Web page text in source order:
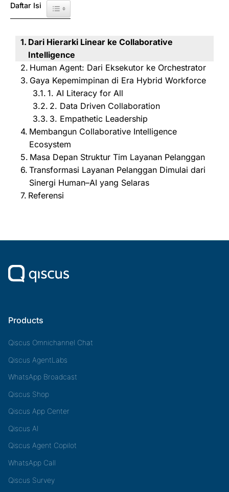
Daftar Isi Toggle Table of Content
Dari Hierarki Linear ke Collaborative
Intelligence
Human Agent: Dari Eksekutor ke Orchestrator
Gaya Kepemimpinan di Era Hybrid Workforce
1. AI Literacy for All
2. Data Driven Collaboration
3. Empathetic Leadership
Membangun Collaborative Intelligence
Ecosystem
Masa Depan Struktur Tim Layanan Pelanggan
Transformasi Layanan Pelanggan Dimulai dari
Sinergi Human–AI yang Selaras
Referensi
Products
Qiscus Omnichannel Chat
Qiscus AgentLabs
WhatsApp Broadcast
Qiscus Shop
Qiscus App Center
Qiscus AI
Qiscus Agent Copilot
WhatsApp Call
Qiscus Survey